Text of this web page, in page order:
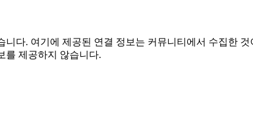
니다. 여기에 제공된 연결 정보는 커뮤니티에서 수집한
를 제공하지 않습니다.